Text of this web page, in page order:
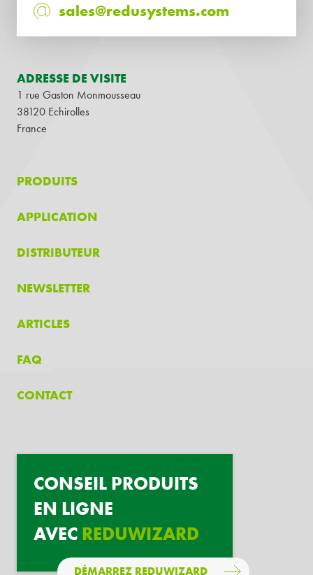
sales@redusystems.com
ADRESSE DE VISITE
1 rue Gaston Monmousseau
38120 Echirolles
France
PRODUITS
APPLICATION
DISTRIBUTEUR
NEWSLETTER
ARTICLES
FAQ
CONTACT
CONSEIL PRODUITS
EN LIGNE
AVEC REDUWIZARD
DÉMARREZ REDUWIZARD